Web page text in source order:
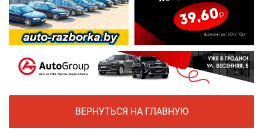
ВЕРНУТЬСЯ НА ГЛАВНУЮ